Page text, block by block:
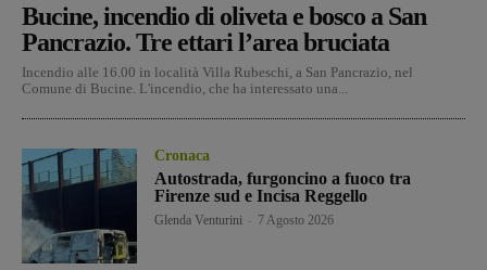
Bucine, incendio di oliveta e bosco a San
Pancrazio. Tre ettari l’area bruciata
Incendio alle 16.00 in località Villa Rubeschi, a San Pancrazio, nel
Comune di Bucine. L'incendio, che ha interessato una...
Cronaca
Autostrada, furgoncino a fuoco tra
Firenze sud e Incisa Reggello
Glenda Venturini 7 Agosto 2026